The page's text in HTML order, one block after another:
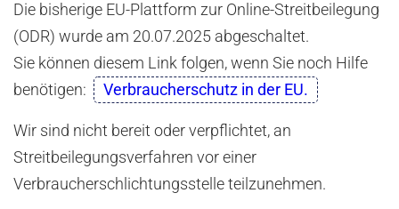
Die bisherige EU-Plattform zur Online-Streitbeilegung
(ODR) wurde am 20.07.2025 abgeschaltet.
Sie können diesem Link folgen, wenn Sie noch Hilfe
benötigen:
Verbraucherschutz in der EU.
Wir sind nicht bereit oder verpflichtet, an
Streitbeilegungsverfahren vor einer
Verbraucherschlichtungsstelle teilzunehmen.